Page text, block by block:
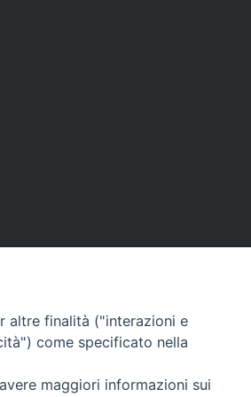
SEGUICI SU
altre finalità ("interazioni e
come specificato nella
maggiori informazioni sui